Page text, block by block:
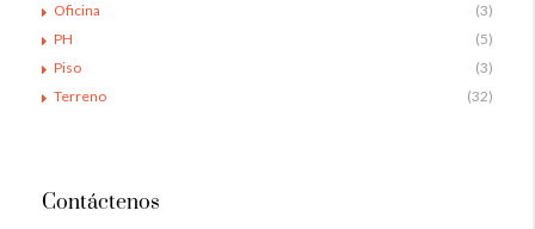
Oficina
(3)
PH
(5)
Piso
(3)
Terreno
(32)
Contáctenos